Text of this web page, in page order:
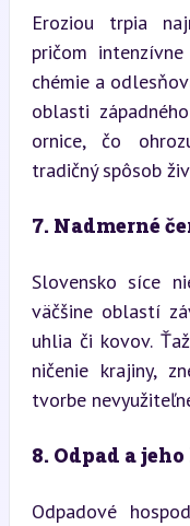
Eroziou trpia
pričom
chémie a
oblasti
ornice, čo
tradičný spôsob
7. Nadmerné
Slovensko síce
väčšine oblastí
uhlia či kovov.
ničenie krajiny,
tvorbe
8. Odpad a
Odpadové